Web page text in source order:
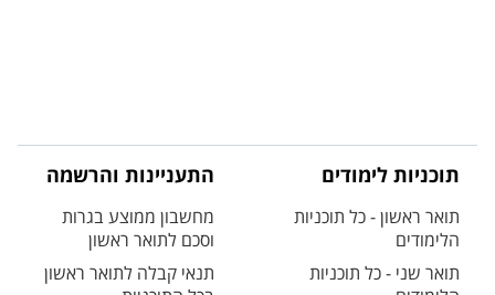
תוכניות לימודים
תואר ראשון - כל תוכניות
הלימודים
תואר שני - כל תוכניות
התעניינות והרשמה
מחשבון ממוצע בגרות
וסכם לתואר ראשון
תנאי קבלה לתואר ראשון